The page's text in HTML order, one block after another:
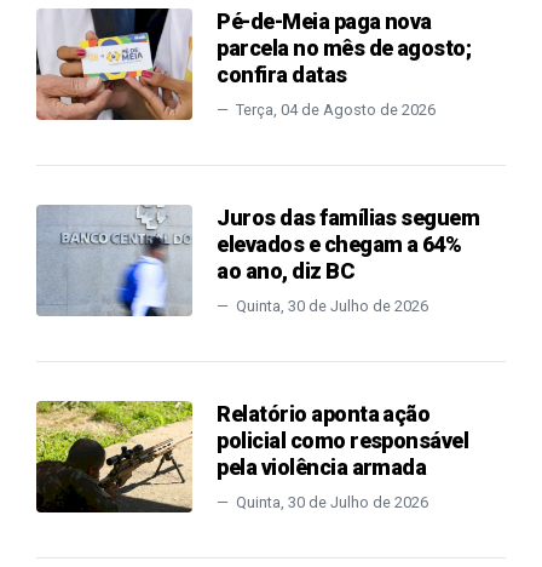
Pé-de-Meia paga nova
parcela no mês de agosto;
confira datas
Terça, 04 de Agosto de 2026
Juros das famílias seguem
elevados e chegam a 64%
ao ano, diz BC
Quinta, 30 de Julho de 2026
Relatório aponta ação
policial como responsável
pela violência armada
Quinta, 30 de Julho de 2026